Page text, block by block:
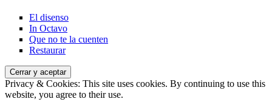
El disenso
In Octavo
Que no te la cuenten
Restaurar
Privacy & Cookies: This site uses cookies. By continuing to use this
website, you agree to their use.